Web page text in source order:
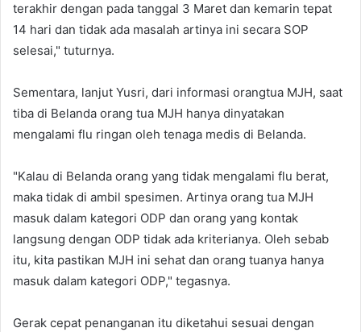
terakhir dengan pada tanggal 3 Maret dan kemarin tepat
14 hari dan tidak ada masalah artinya ini secara SOP
selesai," tuturnya.
Sementara, lanjut Yusri, dari informasi orangtua MJH, saat
tiba di Belanda orang tua MJH hanya dinyatakan
mengalami flu ringan oleh tenaga medis di Belanda.
"Kalau di Belanda orang yang tidak mengalami flu berat,
maka tidak di ambil spesimen. Artinya orang tua MJH
masuk dalam kategori ODP dan orang yang kontak
langsung dengan ODP tidak ada kriterianya. Oleh sebab
itu, kita pastikan MJH ini sehat dan orang tuanya hanya
masuk dalam kategori ODP," tegasnya.
Gerak cepat penanganan itu diketahui sesuai dengan